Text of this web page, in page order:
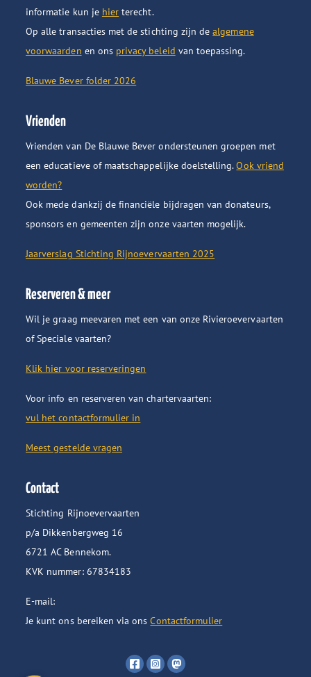
informatie kun je hier terecht.
Op alle transacties met de stichting zijn dealgemene
voorwaarden en ons privacy beleid van toepassing.
Blauwe Bever folder 2026
Vrienden
Vrienden van De Blauwe Bever ondersteunen groepen met
een educatieve of maatschappelijke doelstelling.Ook vriend
worden?
Ook mede dankzij de financiële bijdragen van donateurs,
sponsors en gemeenten zijn onze vaarten mogelijk.
Jaarverslag Stichting Rijnoevervaarten 2025
Reserveren & meer
Wil je graag meevaren met een van onze Rivieroevervaarten
of Speciale vaarten?
Klik hier voor reserveringen
Voor info en reserveren van chartervaarten:
vul het contactformulier in
Meest gestelde vragen
Contact
Stichting Rijnoevervaarten
p/a Dikkenbergweg 16
6721 AC Bennekom.
KVK nummer: 67834183
E-mail:
Je kunt ons bereiken via onsContactformulier
VolgVolgVolg